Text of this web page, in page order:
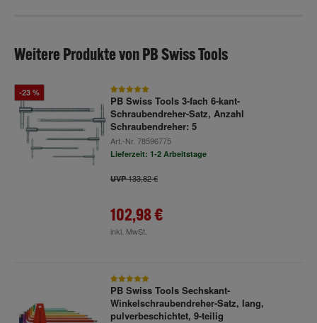
Weitere Produkte von PB Swiss Tools
-23 %
PB Swiss Tools 3-fach 6-kant-
Schraubendreher-Satz, Anzahl
Schraubendreher: 5
Art.-Nr. 78596775
Lieferzeit: 1-2 Arbeitstage
UVP133,82 €
102,98 €
inkl. MwSt.
PB Swiss Tools Sechskant-
Winkelschraubendreher-Satz, lang,
pulverbeschichtet, 9-teilig